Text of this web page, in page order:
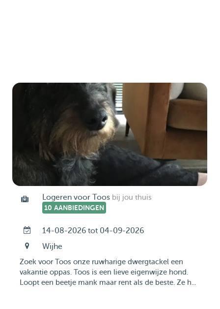
Logeren voor Toos bij jou thuis
10 AANBIEDINGEN
14-08-2026 tot 04-09-2026
Wijhe
Zoek voor Toos onze ruwharige dwergtackel een
vakantie oppas. Toos is een lieve eigenwijze hond.
Loopt een beetje mank maar rent als de beste. Ze h...